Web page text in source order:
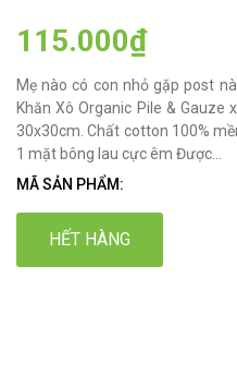
115.000₫
Mẹ nào có con nhỏ gặp post
Khăn Xô Organic Pile &
30x30cm. Chất cotton 100%
1 mặt bông lau cực êm Được...
MÃ SẢN PHẨM:
HẾT HÀNG